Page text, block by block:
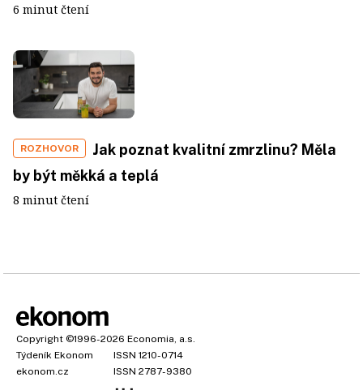
6 minut čtení
ROZHOVOR
Jak poznat kvalitní zmrzlinu? Měla
by být měkká a teplá
8 minut čtení
Copyright ©1996-2026 Economia, a.s.
Týdeník Ekonom
ISSN 1210-0714
ekonom.cz
ISSN 2787-9380